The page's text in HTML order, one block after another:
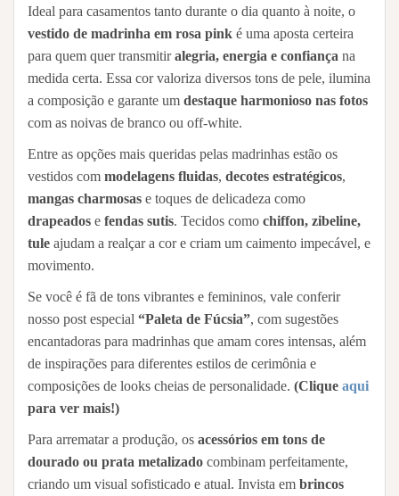
Ideal para casamentos tanto durante o dia quanto à noite, o
vestido de madrinha em rosa pink é uma aposta certeira
para quem quer transmitiralegria, energia e confiança na
medida certa. Essa cor valoriza diversos tons de pele, ilumina
a composição e garante um destaque harmonioso nas fotos
com as noivas de branco ou off-white.
Entre as opções mais queridas pelas madrinhas estão os
vestidos com modelagens fluidas, decotes estratégicos,
mangas charmosas e toques de delicadeza como
drapeados e fendas sutis. Tecidos como chiffon, zibeline,
tule ajudam a realçar a cor e criam um caimento impecável, e
movimento.
Se você é fã de tons vibrantes e femininos, vale conferir
nosso post especial “Paleta de Fúcsia”, com sugestões
encantadoras para madrinhas que amam cores intensas, além
de inspirações para diferentes estilos de cerimônia e
composições de looks cheias de personalidade. (Clique aqui
para ver mais!)
Para arrematar a produção, os acessórios em tons de
dourado ou prata metalizado combinam perfeitamente,
criando um visual sofisticado e atual. Invista em brincos